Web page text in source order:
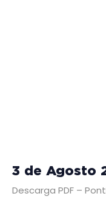
3 de Agosto
Descarga PDF –